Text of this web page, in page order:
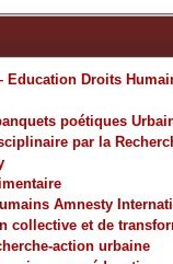
Education Droits
poétiques
par la
Amnesty
collective et de
action urbaine